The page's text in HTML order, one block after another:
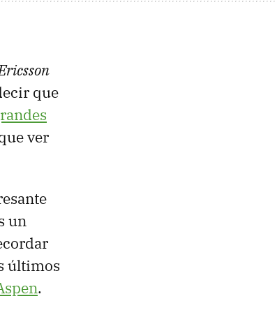
que
ver
un
últimos
.